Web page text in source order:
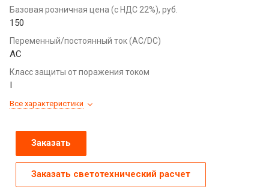
Базовая розничная цена (с НДС 22%), руб.
150
Переменный/постоянный ток (AC/DC)
AC
Класс защиты от поражения током
I
Все характеристики
Заказать
Заказать светотехнический расчет